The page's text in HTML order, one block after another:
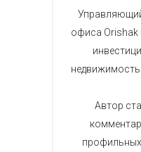
офиса Orishak
Автор